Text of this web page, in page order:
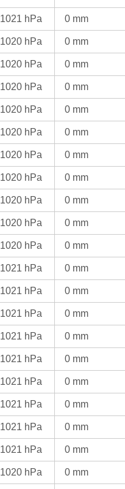
1021 hPa 0 mm
1020 hPa 0 mm
1020 hPa 0 mm
1020 hPa 0 mm
1020 hPa 0 mm
1020 hPa 0 mm
1020 hPa 0 mm
1020 hPa 0 mm
1020 hPa 0 mm
1020 hPa 0 mm
1020 hPa 0 mm
1021 hPa 0 mm
1021 hPa 0 mm
1021 hPa 0 mm
1021 hPa 0 mm
1021 hPa 0 mm
1021 hPa 0 mm
1021 hPa 0 mm
1021 hPa 0 mm
1021 hPa 0 mm
1020 hPa 0 mm